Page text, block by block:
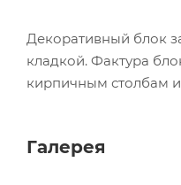
Декоративный блок
кладкой. Фактура
кирпичным столбам
Галерея